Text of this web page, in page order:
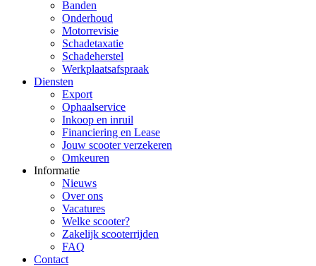
Banden
Onderhoud
Motorrevisie
Schadetaxatie
Schadeherstel
Werkplaatsafspraak
Diensten
Export
Ophaalservice
Inkoop en inruil
Financiering en Lease
Jouw scooter verzekeren
Omkeuren
Informatie
Nieuws
Over ons
Vacatures
Welke scooter?
Zakelijk scooterrijden
FAQ
Contact